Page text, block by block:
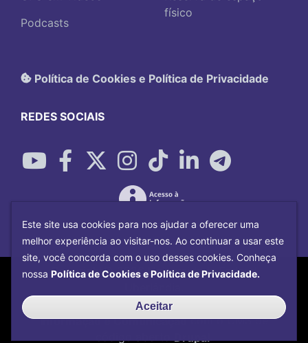
Podcasts
físico
Política de Cookies e Política de Privacidade
REDES SOCIAIS
Copyright©2026Universidade Federal
Centro de Tecnologia da
Informação e Comunicaçãocom o CMS de
código aberto
Drupal
Este site usa cookies para nos ajudar a oferecer uma
melhor experiência ao visitar-nos. Ao continuar a usar este
site, você concorda com o uso desses cookies. Conheça
nossa Política de Cookies e Política de Privacidade.
Aceitar